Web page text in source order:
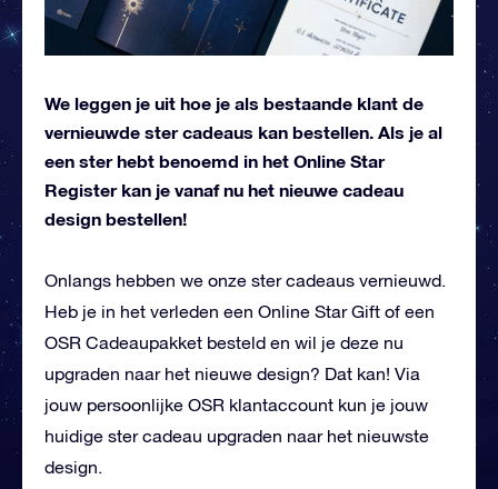
We leggen je uit hoe je als bestaande klant de
vernieuwde ster cadeaus kan bestellen. Als je al
een ster hebt benoemd in het Online Star
Register kan je vanaf nu het nieuwe cadeau
design bestellen!
Onlangs hebben we onze ster cadeaus vernieuwd.
Heb je in het verleden een Online Star Gift of een
OSR Cadeaupakket besteld en wil je deze nu
upgraden naar het nieuwe design? Dat kan! Via
jouw persoonlijke OSR klantaccount kun je jouw
huidige ster cadeau upgraden naar het nieuwste
design.